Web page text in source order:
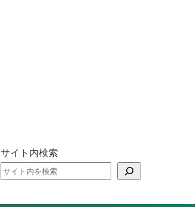
サイト内検索